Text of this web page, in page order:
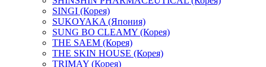
SINGI (Корея)
SUKOYAKA (Япония)
SUNG BO CLEAMY (Корея)
THE SAEM (Корея)
THE SKIN HOUSE (Корея)
TRIMAY (Корея)